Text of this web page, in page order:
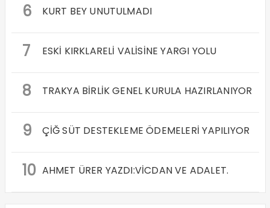
6 KURT BEY UNUTULMADI
7 ESKİ KIRKLARELİ VALİSİNE YARGI YOLU
8 TRAKYA BİRLİK GENEL KURULA HAZIRLANIYOR
9 ÇİĞ SÜT DESTEKLEME ÖDEMELERİ YAPILIYOR
10 AHMET ÜRER YAZDI:VİCDAN VE ADALET.